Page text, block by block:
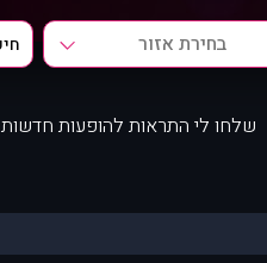
בחירת אזור
שלחו לי התראות להופעות חדשות